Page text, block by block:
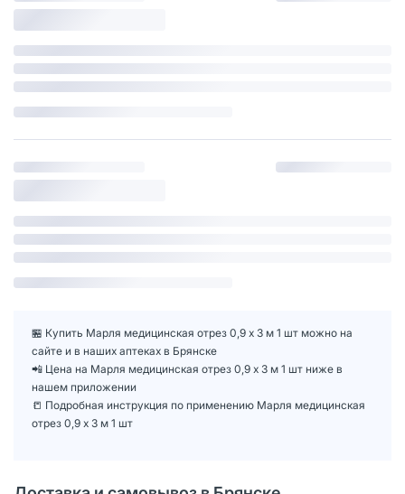
🏪 Купить Марля медицинская отрез 0,9 х 3 м 1 шт можно на
сайте и в наших аптеках в Брянске
📲 Цена на Марля медицинская отрез 0,9 х 3 м 1 шт ниже в
нашем приложении
📒 Подробная инструкция по применению Марля медицинская
отрез 0,9 х 3 м 1 шт